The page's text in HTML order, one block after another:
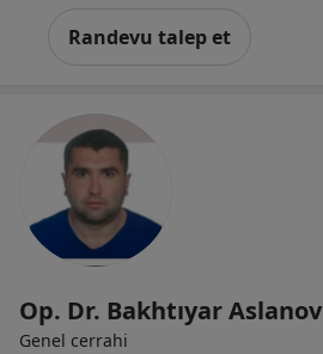
Randevu talep et
Op. Dr. Bakhtıyar Aslanov
Genel cerrahi